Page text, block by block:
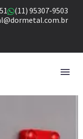
(11) 95307-9503